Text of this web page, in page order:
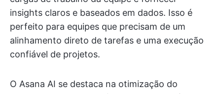
insights claros e baseados em dados. Isso é
perfeito para equipes que precisam de um
alinhamento direto de tarefas e uma execução
confiável de projetos.
O Asana AI se destaca na otimização do